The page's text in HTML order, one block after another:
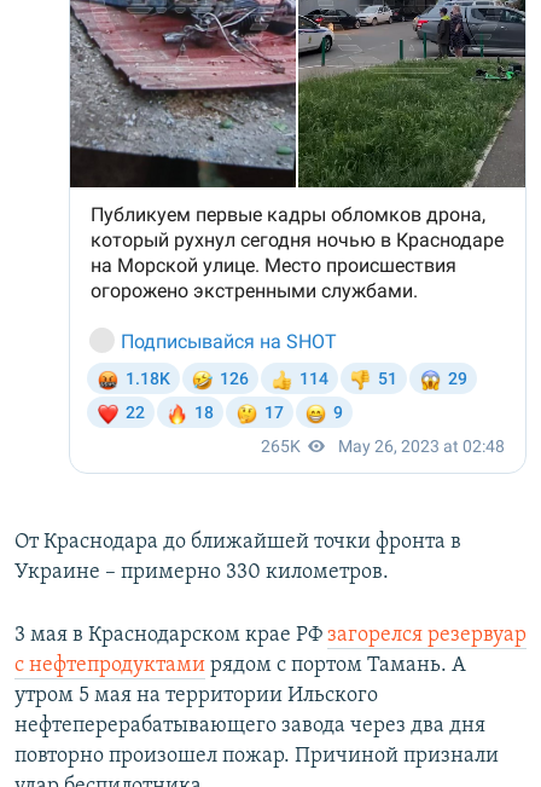
От Краснодара до ближайшей точки фронта в
Украине – примерно 330 километров.
3 мая в Краснодарском крае РФ загорелся резервуар
с нефтепродуктами рядом с портом Тамань. А
утром 5 мая на территории Ильского
нефтеперерабатывающего завода через два дня
повторно произошел пожар. Причиной признали